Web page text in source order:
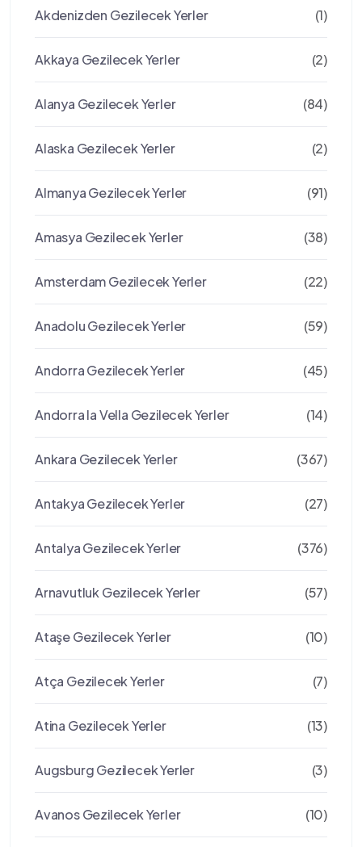
Akdenizden Gezilecek Yerler (1)
Akkaya Gezilecek Yerler (2)
Alanya Gezilecek Yerler (84)
Alaska Gezilecek Yerler (2)
Almanya Gezilecek Yerler (91)
Amasya Gezilecek Yerler (38)
Amsterdam Gezilecek Yerler (22)
Anadolu Gezilecek Yerler (59)
Andorra Gezilecek Yerler (45)
Andorra la Vella Gezilecek Yerler (14)
Ankara Gezilecek Yerler (367)
Antakya Gezilecek Yerler (27)
Antalya Gezilecek Yerler (376)
Arnavutluk Gezilecek Yerler (57)
Ataşe Gezilecek Yerler (10)
Atça Gezilecek Yerler (7)
Atina Gezilecek Yerler (13)
Augsburg Gezilecek Yerler (3)
Avanos Gezilecek Yerler (10)